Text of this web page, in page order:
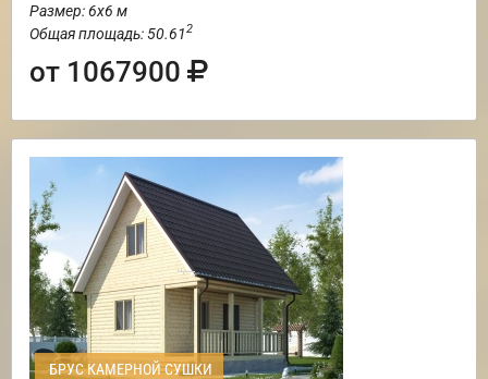
Размер: 6х6 м
Общая площадь: 50.612
от 1067900
БРУС КАМЕРНОЙ СУШКИ